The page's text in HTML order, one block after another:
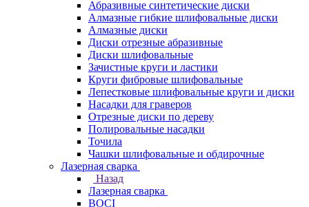
Абразивные синтетические диски
Алмазные гибкие шлифовальные диски
Алмазные диски
Диски отрезные абразивные
Диски шлифовальные
Зачистные круги и ластики
Круги фибровые шлифовальные
Лепестковые шлифовальные круги и диски
Насадки для граверов
Отрезные диски по дереву
Полировальные насадки
Точила
Чашки шлифовальные и обдирочные
Лазерная сварка
Назад
Лазерная сварка
BOCI